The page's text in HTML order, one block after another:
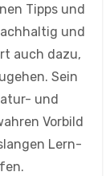
Tipps und
und
auch dazu,
Sein
und
Vorbild
Lern-